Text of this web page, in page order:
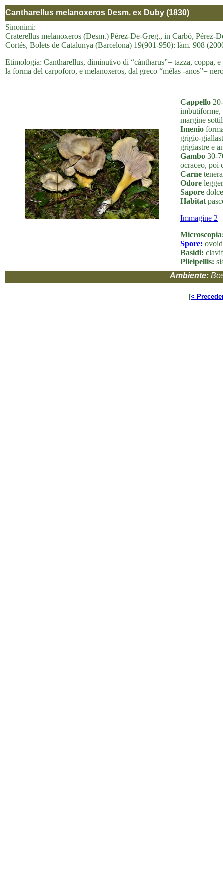
Cantharellus melanoxeros Desm. ex Duby (1830)
Sinonimi:
Craterellus melanoxeros (Desm.) Pérez-De-Greg., in Carbó,
Cortés, Bolets de Catalunya (Barcelona) 19(901-950): làm. 908
Etimologia: Cantharellus, diminutivo di “cántharus”= tazza, coppa,
la forma del carpoforo, e melanoxeros, dal greco “mélas -anos”=
Cappello
imbutiforme,
margine
Imenio
grigio-
grigiastre e
Gambo 30-
ocraceo, poi
Carne
Odore
Sapore
Habitat
Immagine 2
Spore:
Basidi:
Pileipellis:
Ambiente:
[<